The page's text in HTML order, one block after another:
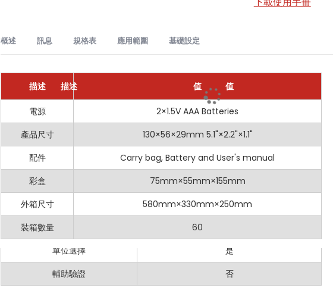
概述
MASTECH MS6900 數字濕度計：準確且多功能的濕度測量工具
MASTECH MS6900 數字濕度計是一款可靠且多功能的儀器，專為準確測量各種材料的
關損壞，並確保材料處於最佳狀態。
主要特點：
濕度測量：
適用於不同材料，包括木材（如榉木、雲杉、橡木）和建築材料（如混
深度測量：
測量範圍為 0-5 mm，提供精確的讀數。
最大/最小讀數：
顯示最大和最小讀數，方便分析。
快速響應時間：采樣速率為 240ms，實現快速測量。
數據保持：凍結當前測量值，便於記錄和分析。
背光顯示：確保在低光環境下也能輕鬆讀取。
訊息
描述 值
是
探針深度
0~50mm
-10~50°C/14~122°F
240mS
是
最大 / 最小值
單位選擇
是
輔助驗證
否
規格表
量程 解析度
材料水份 0.1% ±2.0%
環境溫度 -10℃~50℃/14℉~122℉ 0.1℃ / 0.1℉ ±2℃ / ±3.6℉
測量範圍 0.1% RH
應用範圍​
建築用途
基礎設定
定
描述 值
電源
2×1.5V AAA Batteries
產品尺寸
130×56×29mm 5.1"×2.2"×1.1"
配件
Carry bag, Battery and User's manual
彩盒
75mm×55mm×155mm
外箱尺寸
580mm×330mm×250mm
裝箱數量
60